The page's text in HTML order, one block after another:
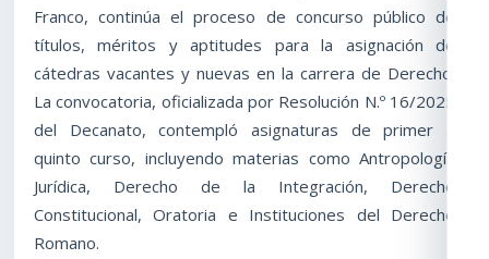
Franco, continúa el proceso de concurso público de
títulos, méritos y aptitudes para la asignación de
cátedras vacantes y nuevas en la carrera de Derecho.
La convocatoria, oficializada por Resolución N.º 16/2025
del Decanato, contempló asignaturas de primer a
quinto curso, incluyendo materias como Antropología
Jurídica, Derecho de la Integración, Derecho
Constitucional, Oratoria e Instituciones del Derecho
Romano.